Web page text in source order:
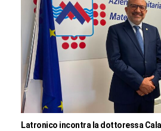
Latronico incontra la dottoressa